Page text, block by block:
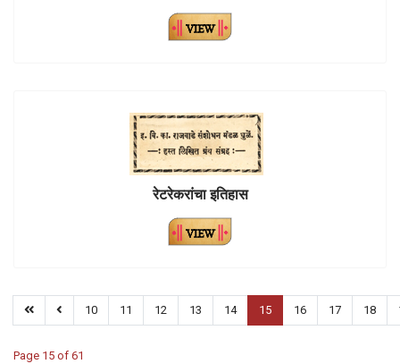
रेटरेकरांचा इतिहास
10 11 12 13 14 15 16 17 18
Page 15 of 61